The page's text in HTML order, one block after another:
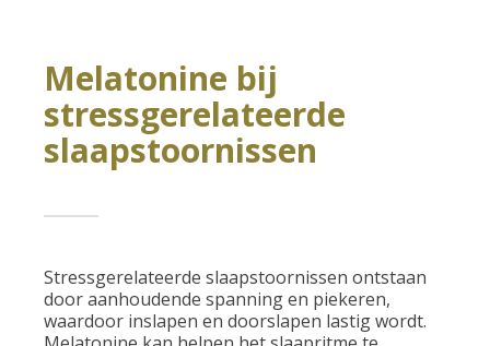
Melatonine bij
stressgerelateerde
slaapstoornissen
Stressgerelateerde slaapstoornissen ontstaan
door aanhoudende spanning en piekeren,
waardoor inslapen en doorslapen lastig wordt.